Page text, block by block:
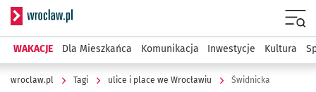
Serwis informacyjny wroclaw.pl
WAKACJE Dla Mieszkańca Komunikacja Inwestycje Kultura
wroclaw.pl Tagi ulice i place we Wrocławiu Świdnicka